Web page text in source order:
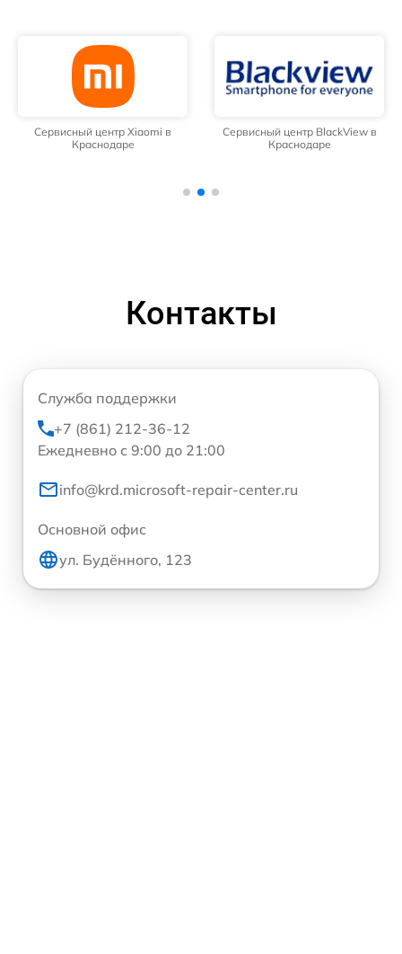
Сервисный центр Xiaomi в
Краснодаре
Сервисный центр BlackView в
Краснодаре
Контакты
Служба поддержки
+7 (861) 212-36-12
Ежедневно с 9:00 до 21:00
info@krd.microsoft-repair-center.ru
Основной офис
ул. Будённого, 123